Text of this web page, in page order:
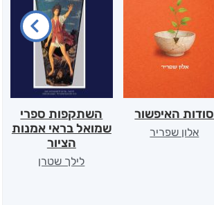
סודות האיפשור
אלון שפריר
השתקפות ספרי
שמואל בראי אמנות
הציור
לילך שטרן